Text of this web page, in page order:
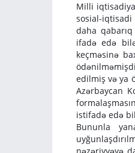
Milli
sosial-
daha
ifadə edə
keçməsinə
edilmiş və ya
Azərbaycan
istifadə edə
Bununla